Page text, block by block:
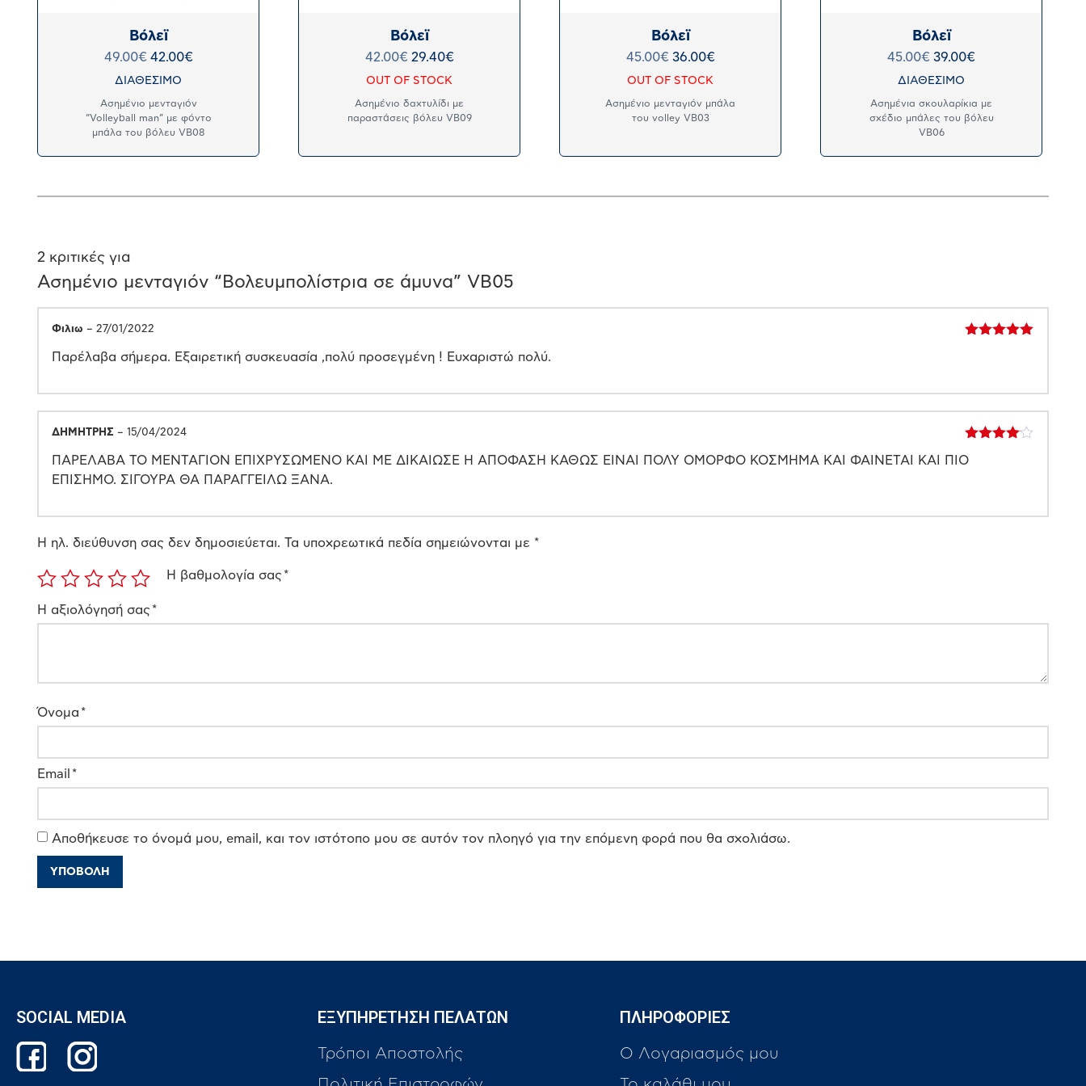
Βόλεϊ
49.00€ 42.00€
ΔΙΑΘΕΣΙΜΟ
Ασημένιο μενταγιόν
“Volleyball man” με φόντο
μπάλα του βόλευ VB08
Βόλεϊ
42.00€ 29.40€
OUT OF STOCK
Ασημένιο δαχτυλίδι με
παραστάσεις βόλευ VB09
Βόλεϊ
45.00€ 36.00€
OUT OF STOCK
Ασημένιο μενταγιόν μπάλα
του volley VB03
Βόλεϊ
45.00€ 39.00€
ΔΙΑΘΕΣΙΜΟ
Ασημένια σκουλαρίκια με
σχέδιο μπάλες του βόλευ
VB06
2 κριτικές για
Ασημένιο μενταγιόν “Βολευμπολίστρια σε άμυνα” VB05
Φιλιω – 27/01/2022
Παρέλαβα σήμερα. Εξαιρετική συσκευασία ,πολύ προσεγμένη ! Ευχαριστώ πολύ.
με
ΔΗΜΗΤΡΗΣ – 15/04/2024
ΠΑΡΕΛΑΒΑ ΤΟ ΜΕΝΤΑΓΙΟΝ ΕΠΙΧΡΥΣΩΜΕΝΟ ΚΑΙ ΜΕ ΔΙΚΑΙΩΣΕ Η ΑΠΟΦΑΣΗ ΚΑΘΩΣ ΕΙΝΑΙ ΠΟΛΥ ΟΜΟΡΦΟ ΚΟΣΜΗΜΑ ΚΑΙ ΦΑΙΝΕΤΑΙ ΚΑΙ ΠΙΟ
ΕΠΙΣΗΜΟ. ΣΙΓΟΥΡΑ ΘΑ ΠΑΡΑΓΓΕΙΛΩ ΞΑΝΑ.
Η ηλ. διεύθυνση σας δεν δημοσιεύεται. Τα υποχρεωτικά πεδία σημειώνονται με *
Η βαθμολογία σας *
Η αξιολόγησή σας *
Όνομα *
Email *
Αποθήκευσε το όνομά μου, email, και τον ιστότοπο μου σε αυτόν τον πλοηγό για την επόμενη φορά που θα σχολιάσω.
SOCIAL MEDIA ΕΞΥΠΗΡΕΤΗΣΗ ΠΕΛΑΤΩΝ
Τρόποι Αποστολής
ΠΛΗΡΟΦΟΡΙΕΣ
Ο Λογαριασμός μου